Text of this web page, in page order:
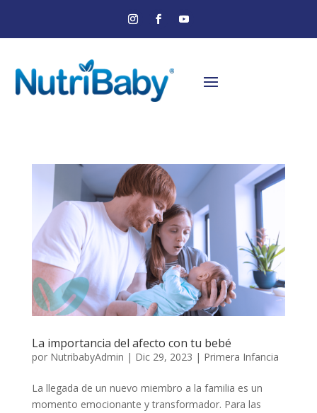
La importancia del afecto con tu bebé
por NutribabyAdmin | Dic 29, 2023 | Primera Infancia
La llegada de un nuevo miembro a la familia es un
momento emocionante y transformador. Para las